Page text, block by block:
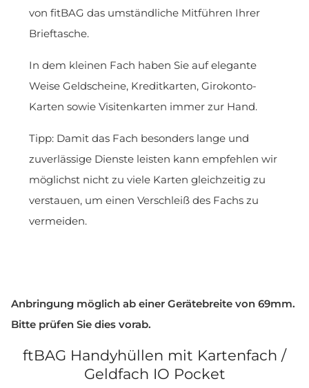
von fitBAG das umständliche Mitführen Ihrer
Brieftasche.
In dem kleinen Fach haben Sie auf elegante
Weise Geldscheine, Kreditkarten, Girokonto-
Karten sowie Visitenkarten immer zur Hand.
Tipp: Damit das Fach besonders lange und
zuverlässige Dienste leisten kann empfehlen wir
möglichst nicht zu viele Karten gleichzeitig zu
verstauen, um einen Verschleiß des Fachs zu
vermeiden.
Anbringung möglich ab einer Gerätebreite von 69mm.
Bitte prüfen Sie dies vorab.
ftBAG Handyhüllen mit Kartenfach /
Geldfach IO Pocket